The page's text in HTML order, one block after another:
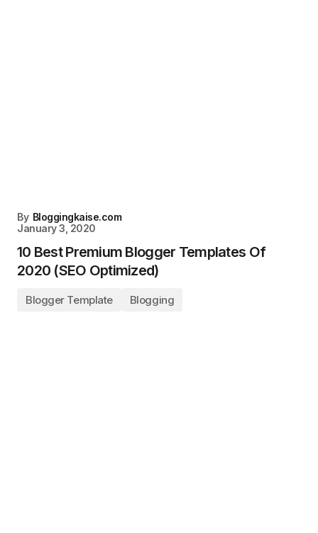
By Bloggingkaise.com
January 3, 2020
10 Best Premium Blogger Templates Of
2020 (SEO Optimized)
Blogger Template Blogging